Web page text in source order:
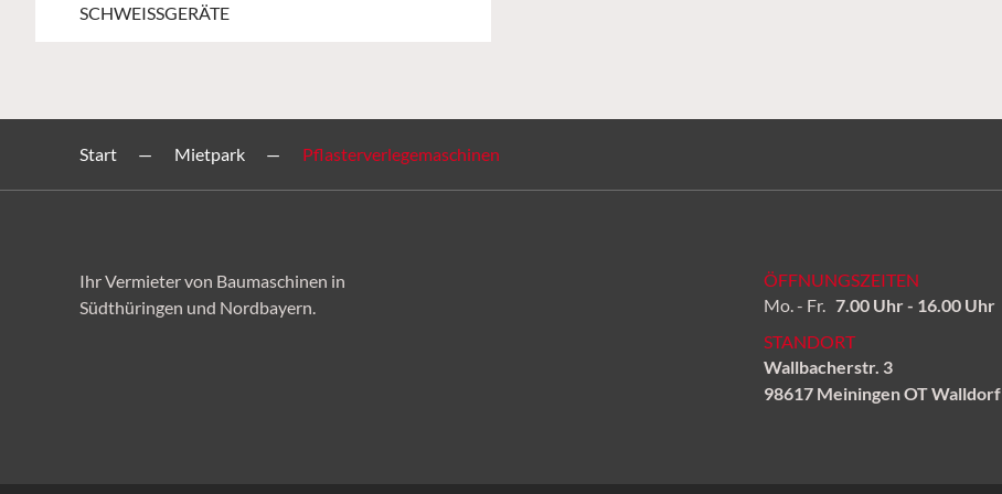
SCHWEISSGERÄTE
Start Mietpark Pflasterverlegemaschinen
Ihr Vermieter von Baumaschinen in
Südthüringen und Nordbayern.
ÖFFNUNGSZEITEN
Mo. - Fr. 7.00 Uhr - 16.00 Uhr
STANDORT
Wallbacherstr. 3
98617 Meiningen OT Walldorf